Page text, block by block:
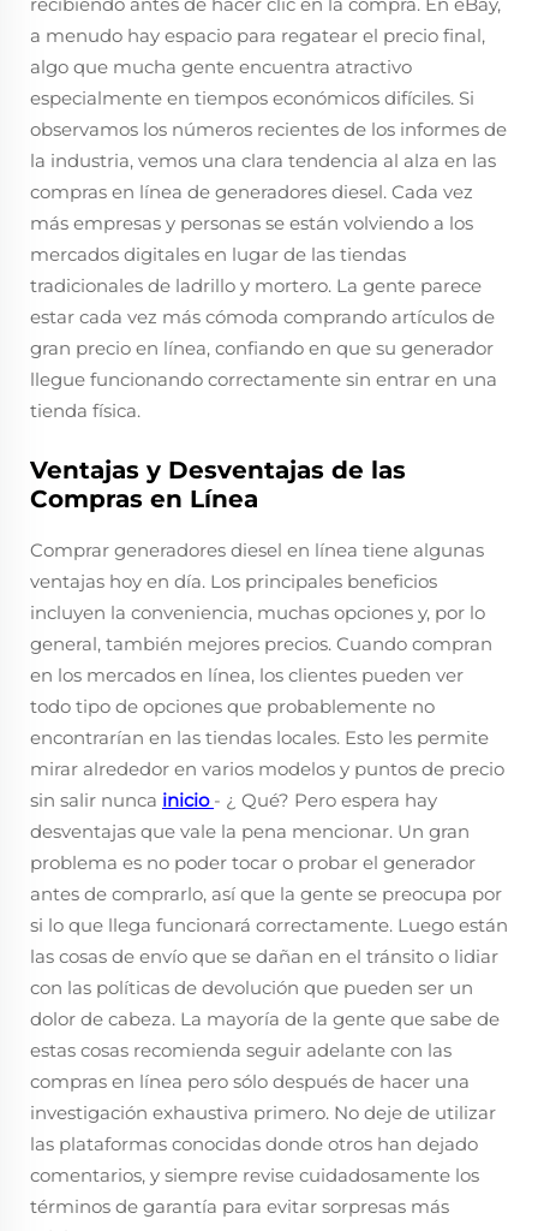
a menudo hay espacio para regatear el precio final,
algo que mucha gente encuentra atractivo
especialmente en tiempos económicos difíciles. Si
observamos los números recientes de los informes de
la industria, vemos una clara tendencia al alza en las
compras en línea de generadores diesel. Cada vez
más empresas y personas se están volviendo a los
mercados digitales en lugar de las tiendas
tradicionales de ladrillo y mortero. La gente parece
estar cada vez más cómoda comprando artículos de
gran precio en línea, confiando en que su generador
llegue funcionando correctamente sin entrar en una
tienda física.
Ventajas y Desventajas de las
Compras en Línea
Comprar generadores diesel en línea tiene algunas
ventajas hoy en día. Los principales beneficios
incluyen la conveniencia, muchas opciones y, por lo
general, también mejores precios. Cuando compran
en los mercados en línea, los clientes pueden ver
todo tipo de opciones que probablemente no
encontrarían en las tiendas locales. Esto les permite
mirar alrededor en varios modelos y puntos de precio
sin salir nunca inicio - ¿ Qué? Pero espera hay
desventajas que vale la pena mencionar. Un gran
problema es no poder tocar o probar el generador
antes de comprarlo, así que la gente se preocupa por
si lo que llega funcionará correctamente. Luego están
las cosas de envío que se dañan en el tránsito o lidiar
con las políticas de devolución que pueden ser un
dolor de cabeza. La mayoría de la gente que sabe de
estas cosas recomienda seguir adelante con las
compras en línea pero sólo después de hacer una
investigación exhaustiva primero. No deje de utilizar
las plataformas conocidas donde otros han dejado
comentarios, y siempre revise cuidadosamente los
términos de garantía para evitar sorpresas más